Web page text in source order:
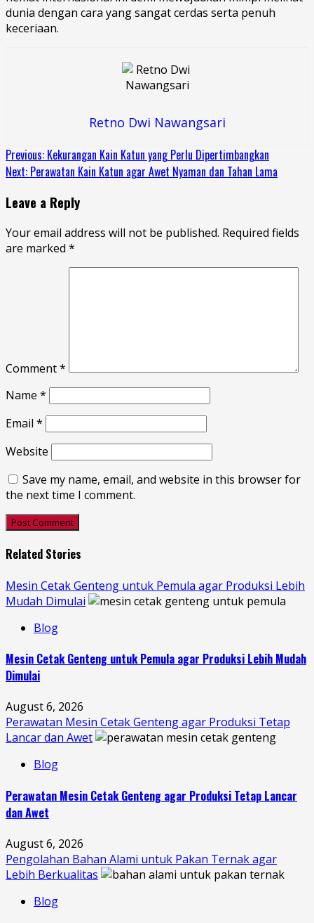
dunia dengan cara yang sangat cerdas serta penuh
keceriaan.
Retno Dwi Nawangsari
Continue
Reading
Previous: Kekurangan Kain Katun yang Perlu Dipertimbangkan
Next: Perawatan Kain Katun agar Awet Nyaman dan Tahan Lama
Leave a Reply
Your email address will not be published. Required fields
are marked *
Comment*
Name *
Email *
Website
Save my name, email, and website in this browser for
the next time I comment.
Related Stories
Mesin Cetak Genteng untuk Pemula agar Produksi Lebih
Mudah Dimulai
Blog
Mesin Cetak Genteng untuk Pemula agar Produksi Lebih Mudah
Dimulai
August 6, 2026
Perawatan Mesin Cetak Genteng agar Produksi Tetap
Lancar dan Awet
Blog
Perawatan Mesin Cetak Genteng agar Produksi Tetap Lancar
dan Awet
August 6, 2026
Pengolahan Bahan Alami untuk Pakan Ternak agar
Lebih Berkualitas
Blog